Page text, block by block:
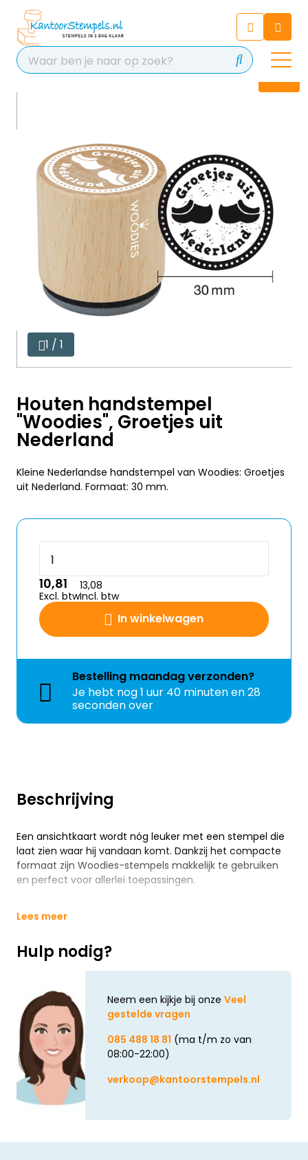
Chat 24/7 met onze chatbot
voor hulp
Contact
Beschrijving
Een ansichtkaart wordt nóg leuker met een stempel die
laat zien waar hij vandaan komt. Dankzij het compacte
formaat zijn Woodies-stempels makkelijk te gebruiken
en perfect voor allerlei toepassingen.
Lees meer
Hulp nodig?
Neem een kijkje bij onze Veel
gestelde vragen
085 488 18 81 (ma t/m zo van
08:00-22:00)
verkoop@kantoorstempels.nl
1 / 1
Houten handstempel
"Woodies", Groetjes uit
Nederland
Kleine Nederlandse handstempel van Woodies: Groetjes
uit Nederland. Formaat: 30 mm.
In winkelwagen
10,81
Excl. btw
13,08
Incl. btw
Bestelling maandagverzonden?
Je hebt nog1 uur 40 minuten en 28
seconden over